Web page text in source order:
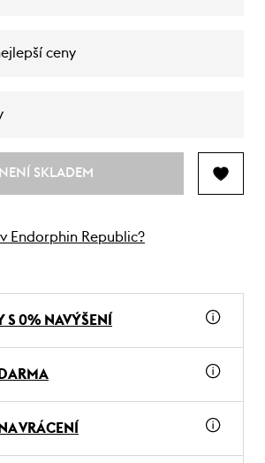
ceny
NENÍ SKLADEM
Endorphin Republic?
S 0% NAVÝŠENÍ
VRÁCENÍ